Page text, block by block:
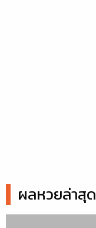
ผลหวยล่าสุด